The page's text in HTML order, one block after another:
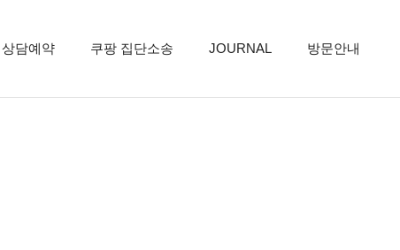
상담예약 쿠팡 집단소송 JOURNAL 방문안내